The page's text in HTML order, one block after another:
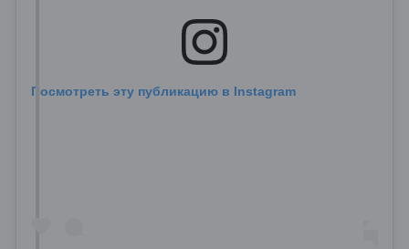
Посмотреть эту публикацию в Instagram